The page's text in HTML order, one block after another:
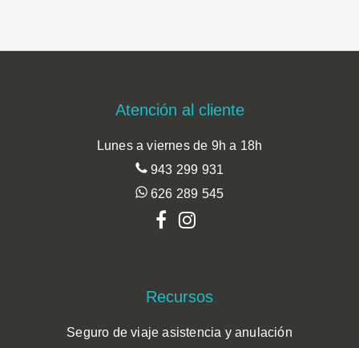
Atención al cliente
Lunes a viernes de 9h a 18h
943 299 931
626 289 545
Recursos
Seguro de viaje asistencia y anulación